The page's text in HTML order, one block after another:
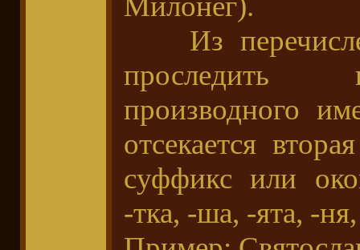
Из
проследить
производного
отсекается
суффикс или
-тка, -ша, -ята, -